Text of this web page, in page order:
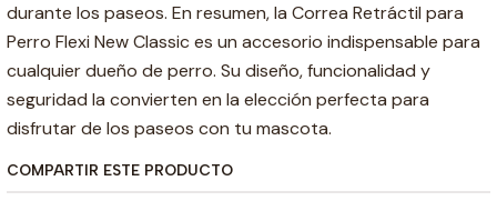
durante los paseos. En resumen, la Correa Retráctil para
Perro Flexi New Classic es un accesorio indispensable para
cualquier dueño de perro. Su diseño, funcionalidad y
seguridad la convierten en la elección perfecta para
disfrutar de los paseos con tu mascota.
COMPARTIR ESTE PRODUCTO